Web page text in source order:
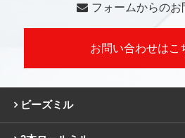
フォームからのお
お問い合わせはこ
ビーズミル